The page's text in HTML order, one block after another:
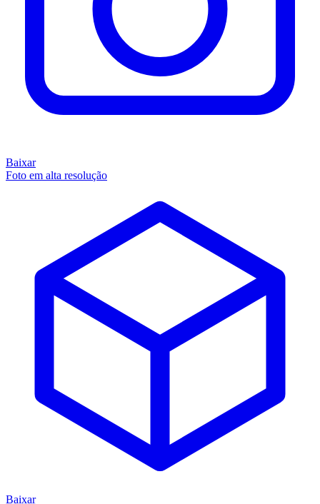
Baixar
Foto em alta resolução
Baixar